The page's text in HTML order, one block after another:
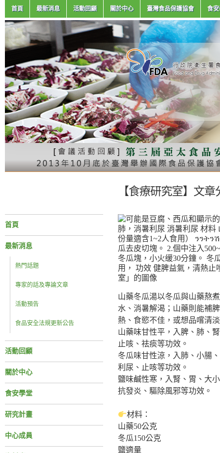
首頁 最新消息 活動回顧 關於中心 臺灣食品保護協會 食
【食療研究室】文
首頁
最新消息
熱門話題
專家的話及專論文章
活動預告
食品安全法規更新公告
活動回顧
關於中心
食安學堂
研究計畫
中心成員
山藥冬瓜湯以冬瓜與山藥熬
水、消暑解渴；山藥則能補
熱、食慾不佳，或想品嚐清
山藥味甘性平，入脾、肺、
止咳、祛痰等功效。
冬瓜味甘性涼，入肺、小腸
利尿、止咳等功效。
鹽味鹹性寒，入腎、胃、大
抗發炎、驅除風邪等功效。
材料：
山藥50公克
冬瓜150公克
鹽適量